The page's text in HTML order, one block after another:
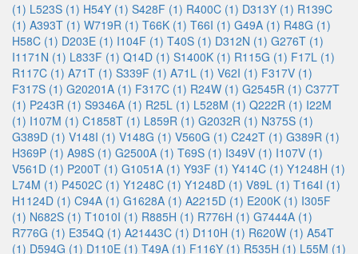
(1) L523S (1) H54Y (1) S428F (1) R400C (1) D313Y (1) R139C
(1) A393T (1) W719R (1) T66K (1) T66I (1) G49A (1) R48G (1)
H58C (1) D203E (1) I104F (1) T40S (1) D312N (1) G276T (1)
I1171N (1) L833F (1) Q14D (1) S1400K (1) R115G (1) F17L (1)
R117C (1) A71T (1) S339F (1) A71L (1) V62I (1) F317V (1)
F317S (1) G20201A (1) F317C (1) R24W (1) G2545R (1) C377T
(1) P243R (1) S9346A (1) R25L (1) L528M (1) Q222R (1) I22M
(1) I107M (1) C1858T (1) L859R (1) G2032R (1) N375S (1)
G389D (1) V148I (1) V148G (1) V560G (1) C242T (1) G389R (1)
H369P (1) A98S (1) G2500A (1) T69S (1) I349V (1) I107V (1)
V561D (1) P200T (1) G1051A (1) Y93F (1) Y414C (1) Y1248H (1)
L74M (1) P4502C (1) Y1248C (1) Y1248D (1) V89L (1) T164I (1)
H1124D (1) C94A (1) G1628A (1) A2215D (1) E200K (1) I305F
(1) N682S (1) T1010I (1) R885H (1) R776H (1) G7444A (1)
R776G (1) E354Q (1) A21443C (1) D110H (1) R620W (1) A54T
(1) D594G (1) D110E (1) T49A (1) F116Y (1) R535H (1) L55M (1)